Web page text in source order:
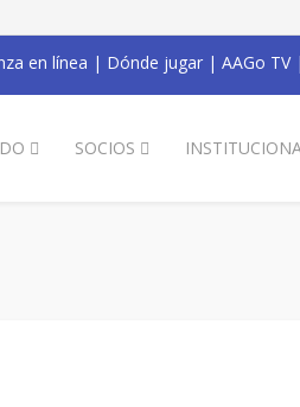
en línea | Dónde jugar | AAGo TV|
SOCIOS